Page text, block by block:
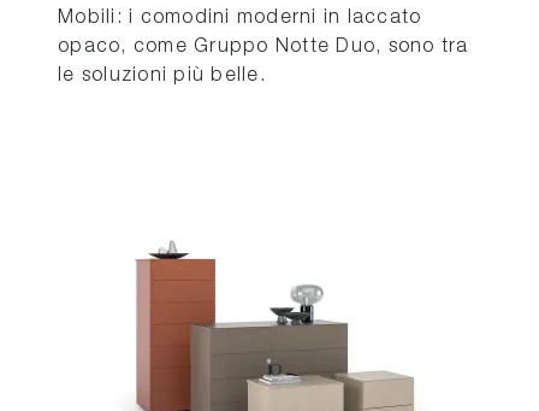
Mobili: i comodini moderni in laccato
opaco, come Gruppo Notte Duo, sono tra
le soluzioni più belle.